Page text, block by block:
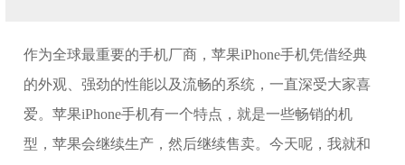
作为全球最重要的手机厂商，苹果iPhone手机凭借经典
的外观、强劲的性能以及流畅的系统，一直深受大家喜
爱。苹果iPhone手机有一个特点，就是一些畅销的机
型，苹果会继续生产，然后继续售卖。今天呢，我就和